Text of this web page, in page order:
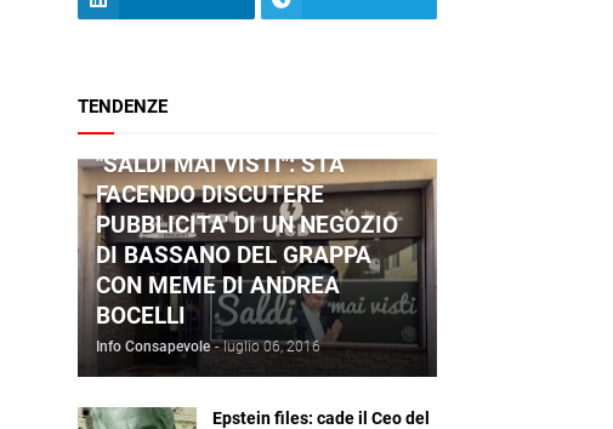
TENDENZE
"SALDI MAI VISTI": STA
FACENDO DISCUTERE
PUBBLICITA' DI UN NEGOZIO
DI BASSANO DEL GRAPPA
CON MEME DI ANDREA
BOCELLI
Info Consapevole - luglio 06, 2016
Epstein files: cade il Ceo del